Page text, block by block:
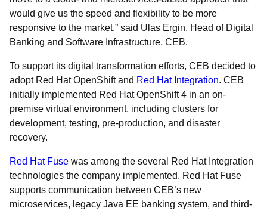
would give us the speed and flexibility to be more
responsive to the market,” said Ulas Ergin, Head of Digital
Banking and Software Infrastructure, CEB.
To support its digital transformation efforts, CEB decided to
adopt Red Hat OpenShift and Red Hat Integration. CEB
initially implemented Red Hat OpenShift 4 in an on-
premise virtual environment, including clusters for
development, testing, pre-production, and disaster
recovery.
Red Hat Fuse was among the several Red Hat Integration
technologies the company implemented. Red Hat Fuse
supports communication between CEB’s new
microservices, legacy Java EE banking system, and third-